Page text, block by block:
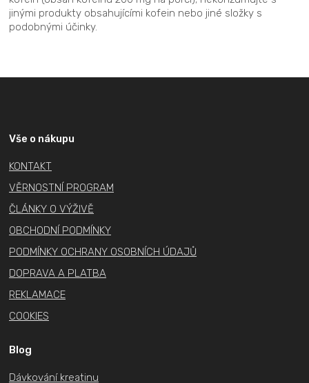
jinými produkty obsahujícími kofein nebo jiné složky s
podobnými účinky.
Vše o nákupu
KONTAKT
VĚRNOSTNÍ PROGRAM
ČLÁNKY O VÝŽIVĚ
OBCHODNÍ PODMÍNKY
PODMÍNKY OCHRANY OSOBNÍCH ÚDAJŮ
DOPRAVA A PLATBA
REKLAMACE
COOKIES
Blog
Dávkování kreatinu